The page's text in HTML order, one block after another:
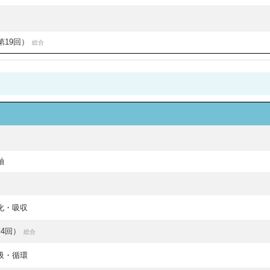
回） 総合
・吸収
） 総合
・循環